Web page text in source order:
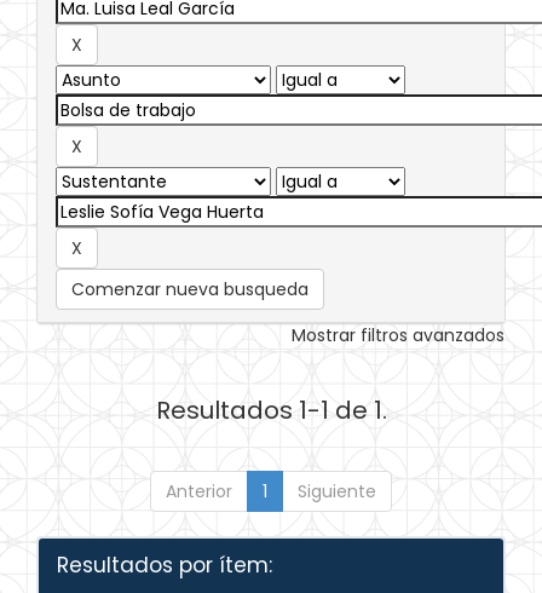
Comenzar nueva busqueda
Mostrar filtros avanzados
Resultados 1-1 de 1.
Anterior 1 Siguiente
Resultados por ítem: